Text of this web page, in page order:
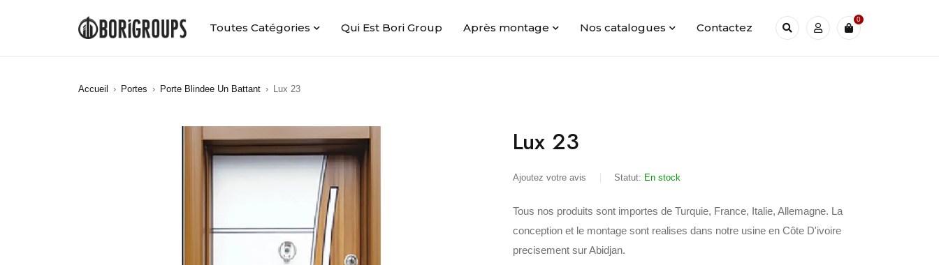
Toutes Catégories Qui Est Bori Group Après montage Nos catalogues Contactez
0
Accueil › Portes › Porte Blindee Un Battant › Lux 23
Lux 23
Ajoutez votre avis Statut: En stock
Tous nos produits sont importes de Turquie, France, Italie, Allemagne. La
conception et le montage sont realises dans notre usine en Côte D'ivoire
precisement sur Abidjan.